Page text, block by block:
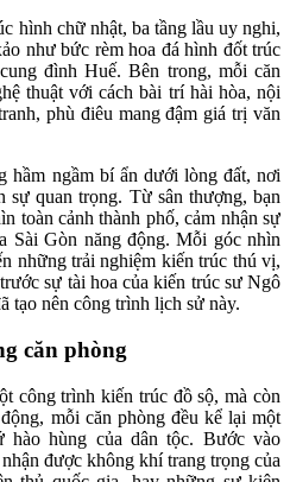
hình chữ nhật, ba tầng lầu uy nghi,
như bức rèm hoa đá hình đốt trúc
đình Huế. Bên trong, mỗi căn
thuật với cách bài trí hài hòa, nội
phù điêu mang đậm giá trị văn
hầm ngầm bí ẩn dưới lòng đất, nơi
sự quan trọng. Từ sân thượng, bạn
toàn cảnh thành phố, cảm nhận sự
Sài Gòn năng động. Mỗi góc nhìn
những trải nghiệm kiến trúc thú vị,
sự tài hoa của kiến trúc sư Ngô
tạo nên công trình lịch sử này.
căn phòng
công trình kiến trúc đồ sộ, mà còn
mỗi căn phòng đều kể lại một
hào hùng của dân tộc. Bước vào
được không khí trang trọng của